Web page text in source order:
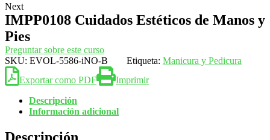
Next
IMPP0108 Cuidados Estéticos de Manos y
Pies
Preguntar sobre este curso
SKU: EVOL-5586-iNO-B Etiqueta: Manicura y Pedicura
Exportar como PDF
Imprimir
Descripción
Información adicional
Descripción